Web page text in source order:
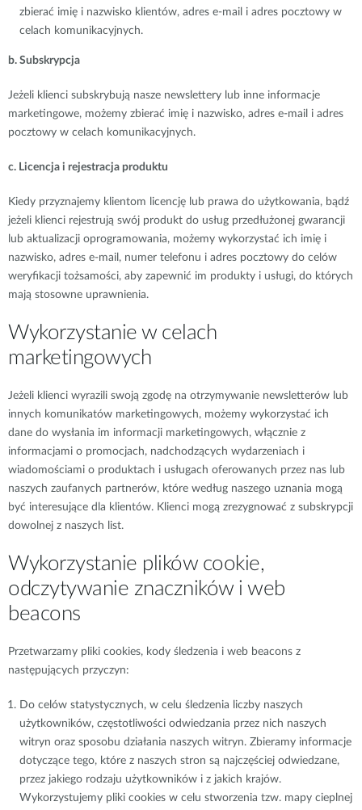
zbierać imię i nazwisko klientów, adres e-mail i adres pocztowy w
celach komunikacyjnych.
b. Subskrypcja
Jeżeli klienci subskrybują nasze newslettery lub inne informacje
marketingowe, możemy zbierać imię i nazwisko, adres e-mail i adres
pocztowy w celach komunikacyjnych.
c. Licencja i rejestracja produktu
Kiedy przyznajemy klientom licencję lub prawa do użytkowania, bądź
jeżeli klienci rejestrują swój produkt do usług przedłużonej gwarancji
lub aktualizacji oprogramowania, możemy wykorzystać ich imię i
nazwisko, adres e-mail, numer telefonu i adres pocztowy do celów
weryfikacji tożsamości, aby zapewnić im produkty i usługi, do których
mają stosowne uprawnienia.
Wykorzystanie w celach
marketingowych
Jeżeli klienci wyrazili swoją zgodę na otrzymywanie newsletterów lub
innych komunikatów marketingowych, możemy wykorzystać ich
dane do wysłania im informacji marketingowych, włącznie z
informacjami o promocjach, nadchodzących wydarzeniach i
wiadomościami o produktach i usługach oferowanych przez nas lub
naszych zaufanych partnerów, które według naszego uznania mogą
być interesujące dla klientów. Klienci mogą zrezygnować z subskrypcji
dowolnej z naszych list.
Wykorzystanie plików cookie,
odczytywanie znaczników i web
beacons
Przetwarzamy pliki cookies, kody śledzenia i web beacons z
następujących przyczyn:
Do celów statystycznych, w celu śledzenia liczby naszych
użytkowników, częstotliwości odwiedzania przez nich naszych
witryn oraz sposobu działania naszych witryn. Zbieramy informacje
dotyczące tego, które z naszych stron są najczęściej odwiedzane,
przez jakiego rodzaju użytkowników i z jakich krajów.
Wykorzystujemy pliki cookies w celu stworzenia tzw. mapy cieplnej